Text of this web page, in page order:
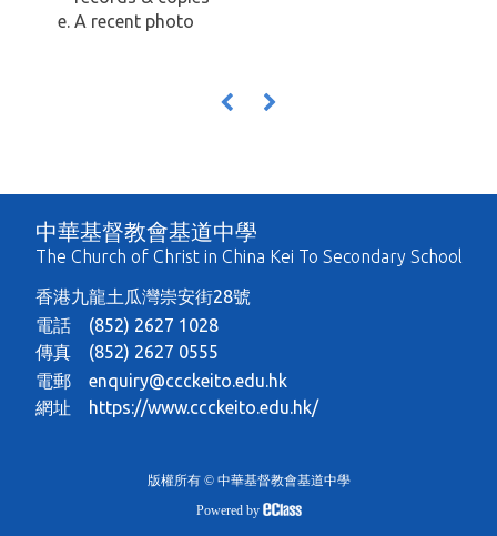
A recent photo
« »
中華基督教會基道中學
The Church of Christ in China Kei To Secondary School
香港九龍土瓜灣崇安街28號
電話 (852) 2627 1028
傳真 (852) 2627 0555
電郵 enquiry@ccckeito.edu.hk
網址
https://www.ccckeito.edu.hk/
版權所有 © 中華基督教會基道中學
Powered by